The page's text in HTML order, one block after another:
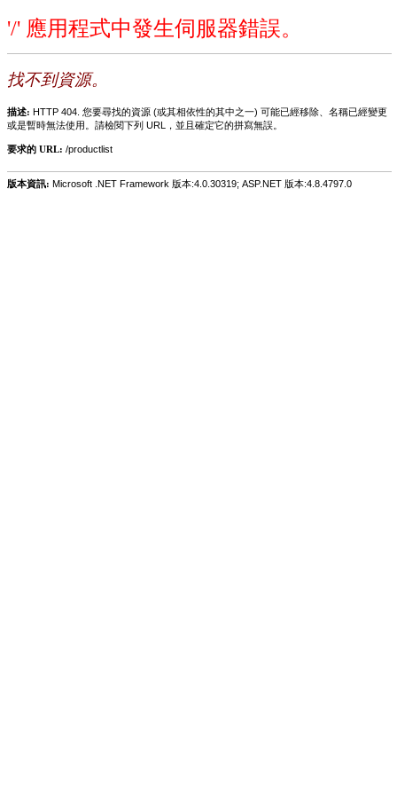
'/' 應用程式中發生伺服器錯誤。
找不到資源。
描述: HTTP 404. 您要尋找的資源 (或其相依性的其中之一) 可能已經移除、名稱已經變更
或是暫時無法使用。請檢閱下列 URL，並且確定它的拼寫無誤。
要求的 URL: /productlist
版本資訊: Microsoft .NET Framework 版本:4.0.30319; ASP.NET 版本:4.8.4797.0